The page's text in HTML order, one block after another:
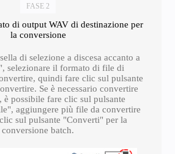
FASE 2
di output WAV di destinazione per
la conversione
di selezione a discesa accanto a
selezionare il formato di file di
quindi fare clic sul pulsante
Se è necessario convertire
possibile fare clic sul pulsante
aggiungere più file da convertire
sul pulsante "Converti" per la
conversione batch.